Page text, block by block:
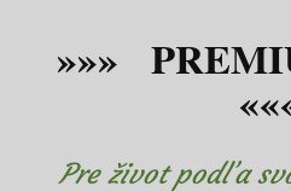
»»»
Pre život podľa